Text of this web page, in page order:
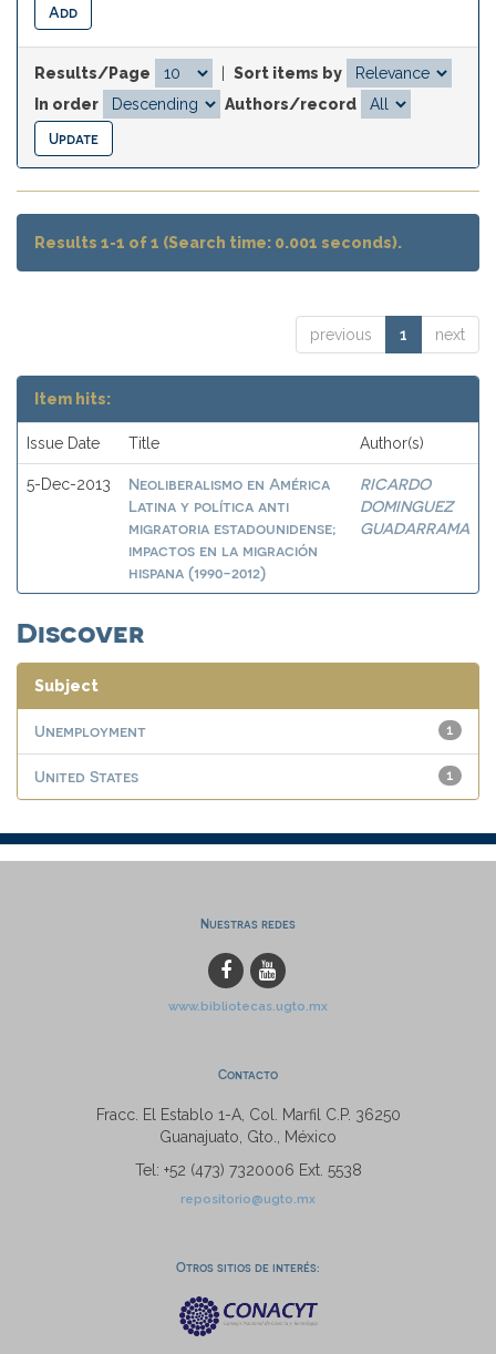
Results/Page
Sort items by
In order
Authors/record
Results 1-1 of 1 (Search time: 0.001 seconds).
previous 1 next
Item hits:
Issue Date Title Author(s)
5-Dec-2013
Neoliberalismo en América
Latina y política anti
migratoria estadounidense;
impactos en la migración
hispana (1990-2012)
RICARDO
DOMINGUEZ
GUADARRAMA
Discover
Subject
1
Unemployment
1
United States
Nuestras redes
www.bibliotecas.ugto.mx
Contacto
Fracc. El Establo 1-A, Col. Marfil C.P. 36250
Guanajuato, Gto., México
Tel: +52 (473) 7320006 Ext. 5538
repositorio@ugto.mx
Otros sitios de interés: